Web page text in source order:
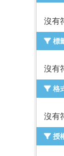
沒有
標
沒有
格
沒有
授